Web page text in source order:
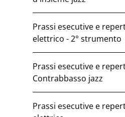
Prassi esecutive e
elettrico - 2° strumento
Prassi esecutive e
Contrabbasso jazz
Prassi esecutive e